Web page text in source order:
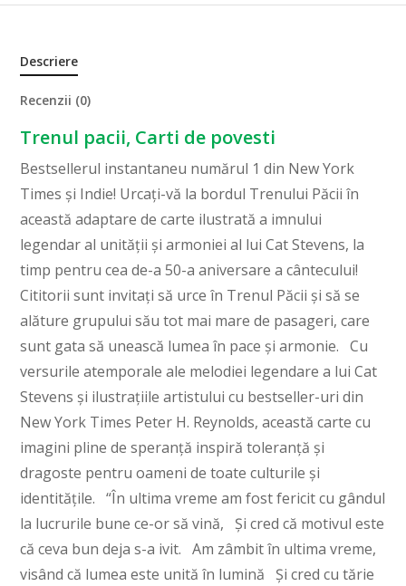
Descriere
Recenzii (0)
Trenul pacii, Carti de povesti
Bestsellerul instantaneu numărul 1 din New York
Times și Indie! Urcați-vă la bordul Trenului Păcii în
această adaptare de carte ilustrată a imnului
legendar al unității și armoniei al lui Cat Stevens, la
timp pentru cea de-a 50-a aniversare a cântecului!
Cititorii sunt invitați să urce în Trenul Păcii și să se
alăture grupului său tot mai mare de pasageri, care
sunt gata să unească lumea în pace și armonie. Cu
versurile atemporale ale melodiei legendare a lui Cat
Stevens și ilustrațiile artistului cu bestseller-uri din
New York Times Peter H. Reynolds, această carte cu
imagini pline de speranță inspiră toleranță și
dragoste pentru oameni de toate culturile și
identitățile. “În ultima vreme am fost fericit cu gândul
la lucrurile bune ce-or să vină, Și cred că motivul este
că ceva bun deja s-a ivit. Am zâmbit în ultima vreme,
visând că lumea este unită în lumină Şi cred cu tărie